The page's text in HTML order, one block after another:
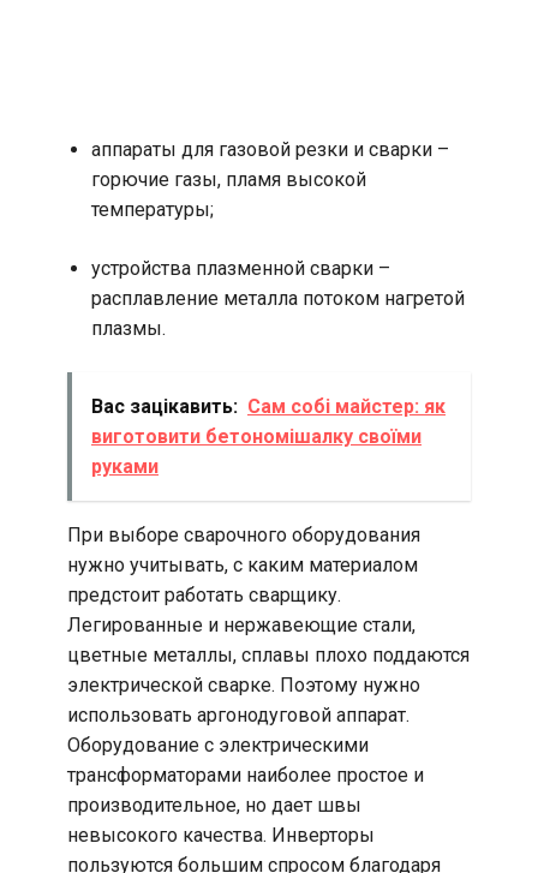
аппараты для газовой резки и сварки –
горючие газы, пламя высокой
температуры;
устройства плазменной сварки –
расплавление металла потоком нагретой
плазмы.
Вас зацікавить: Сам собі майстер: як
виготовити бетономішалку своїми
руками
При выборе сварочного оборудования
нужно учитывать, с каким материалом
предстоит работать сварщику.
Легированные и нержавеющие стали,
цветные металлы, сплавы плохо поддаются
электрической сварке. Поэтому нужно
использовать аргонодуговой аппарат.
Оборудование с электрическими
трансформаторами наиболее простое и
производительное, но дает швы
невысокого качества. Инверторы
пользуются большим спросом благодаря